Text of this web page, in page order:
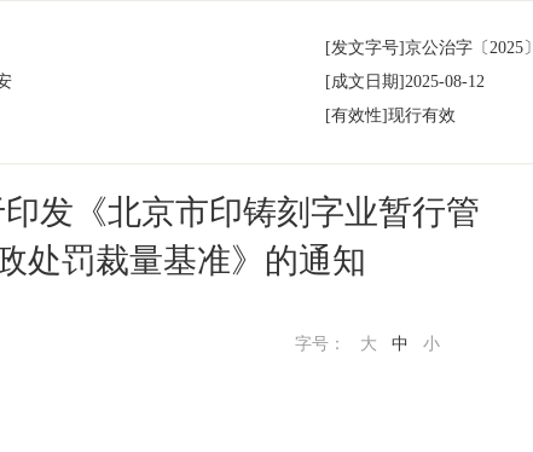
[发文字号]京公治字 〔2025〕
[成文日期]2025-08-12
[有效性]现行有效
发《北京市印铸刻字业暂行管
处罚裁量基准》的通知
字号： 大 中 小